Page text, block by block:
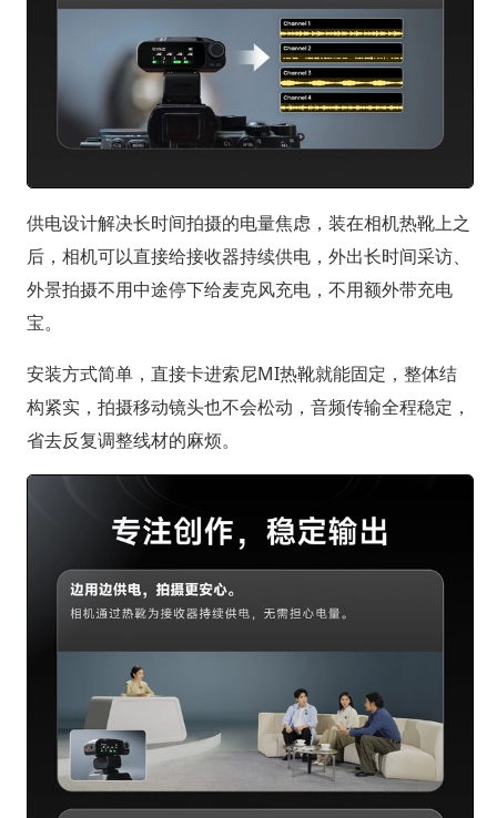
供电设计解决长时间拍摄的电量焦虑，装在相机热靴上之
后，相机可以直接给接收器持续供电，外出长时间采访、
外景拍摄不用中途停下给麦克风充电，不用额外带充电
宝。
安装方式简单，直接卡进索尼MI热靴就能固定，整体结
构紧实，拍摄移动镜头也不会松动，音频传输全程稳定，
省去反复调整线材的麻烦。